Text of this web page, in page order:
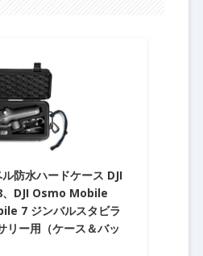
防水ハードケース DJI
DJI Osmo Mobile
7 ジンバルスタビラ
リー用（ケース＆バッ